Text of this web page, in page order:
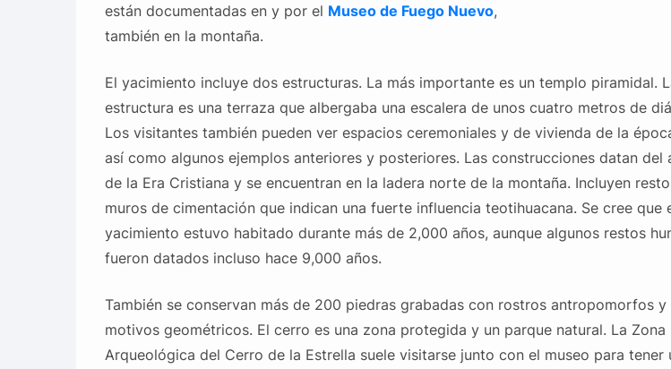
están documentadas en y por el Museo de Fuego Nuevo,
también en la montaña.
El yacimiento incluye dos estructuras. La más importante es un templo piramidal.
estructura es una terraza que albergaba una escalera de unos cuatro metros de
Los visitantes también pueden ver espacios ceremoniales y de vivienda de la
así como algunos ejemplos anteriores y posteriores. Las construcciones datan del
de la Era Cristiana y se encuentran en la ladera norte de la montaña. Incluyen
muros de cimentación que indican una fuerte influencia teotihuacana. Se cree que
yacimiento estuvo habitado durante más de 2,000 años, aunque algunos restos
fueron datados incluso hace 9,000 años.
También se conservan más de 200 piedras grabadas con rostros antropomorfos y
motivos geométricos. El cerro es una zona protegida y un parque natural. La Zona
Arqueológica del Cerro de la Estrella suele visitarse junto con el museo para tener